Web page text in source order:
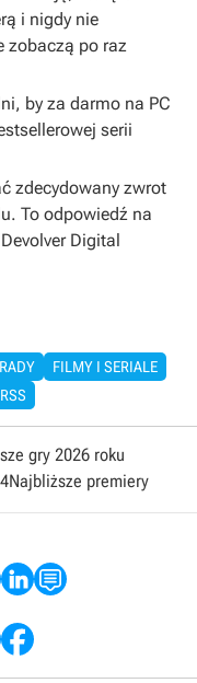
i nigdy nie
zobaczą po raz
by za darmo na PC
serii
zdecydowany zwrot
To odpowiedź na
Digital
FILMY I SERIALE
RSS
gry 2026 roku
Najbliższe premiery